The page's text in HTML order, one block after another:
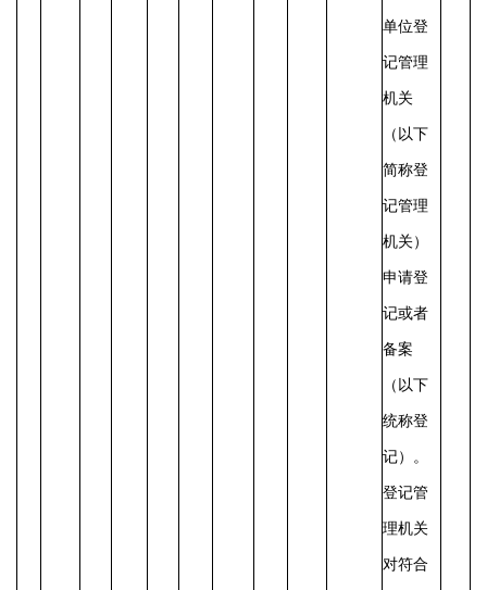
单位登
记管理
机关
（以下
简称登
记管理
机关）
申请登
记或者
备案
（以下
统称登
记）。
登记管
理机关
对符合